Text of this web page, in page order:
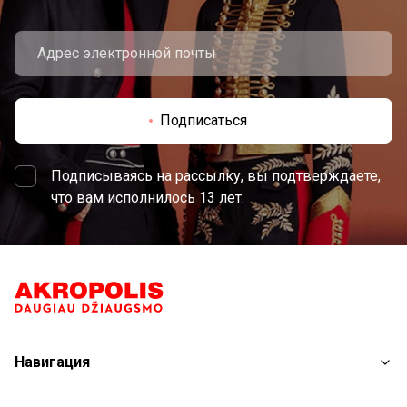
Подписаться
Подписываясь на рассылку, вы подтверждаете,
что вам исполнилось 13 лет.
Навигация
Магазины